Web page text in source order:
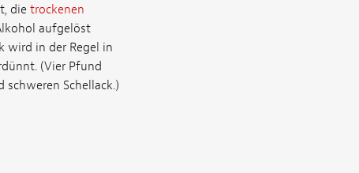
die trockenen
aufgelöst
wird in der Regel in
(Vier Pfund
Schellack.)